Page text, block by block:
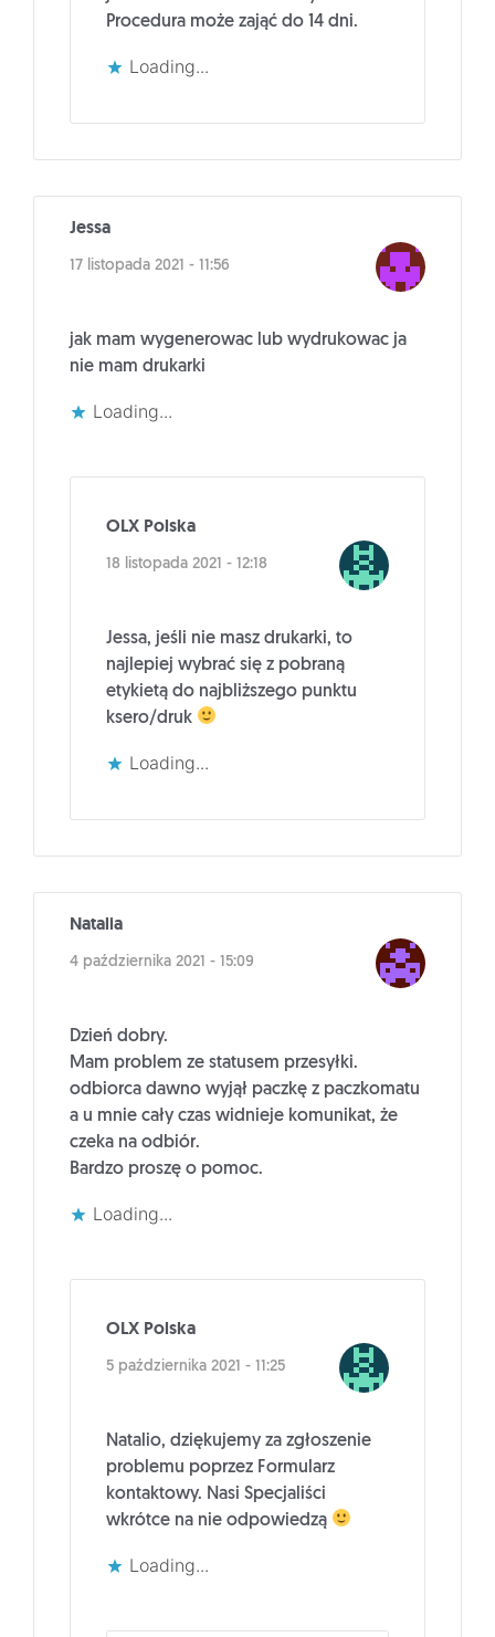
Procedura może zająć do 14 dni.
Loading...
Jessa
17 listopada 2021 - 11:56
jak mam wygenerowac lub wydrukowac ja
nie mam drukarki
Loading...
OLX Polska
18 listopada 2021 - 12:18
Jessa, jeśli nie masz drukarki, to
najlepiej wybrać się z pobraną
etykietą do najbliższego punktu
ksero/druk
Loading...
Natalia
4 października 2021 - 15:09
Dzień dobry.
Mam problem ze statusem przesyłki.
odbiorca dawno wyjął paczkę z paczkomatu
a u mnie cały czas widnieje komunikat, że
czeka na odbiór.
Bardzo proszę o pomoc.
Loading...
OLX Polska
5 października 2021 - 11:25
Natalio, dziękujemy za zgłoszenie
problemu poprzez Formularz
kontaktowy. Nasi Specjaliści
wkrótce na nie odpowiedzą
Loading...